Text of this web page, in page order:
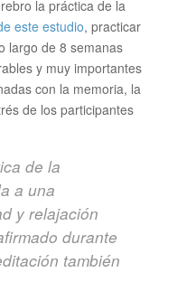
la práctica de la
este estudio, practicar
largo de 8 semanas
y muy importantes
con la memoria, la
de los participantes
de la
a una
y relajación
durante
también